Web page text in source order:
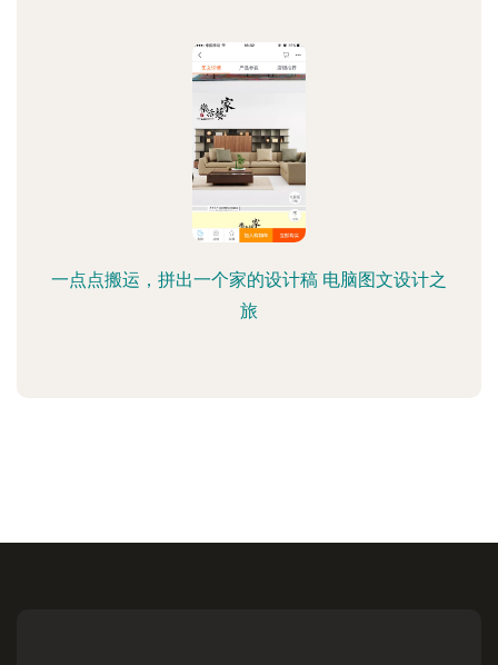
一点点搬运，拼出一个家的设计稿 电脑图文设计之
旅